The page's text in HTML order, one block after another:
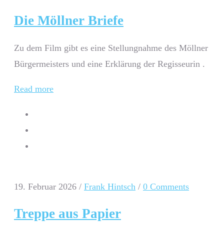
Die Möllner Briefe
Zu dem Film gibt es eine Stellungnahme des Möllner
Bürgermeisters und eine Erklärung der Regisseurin .
Read more
19. Februar 2026 / Frank Hintsch / 0 Comments
Treppe aus Papier